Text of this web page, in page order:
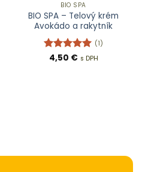
BIO SPA
BIO SPA – Telový krém
Avokádo a rakytník
Hodnotenie
(1)
4,50 € s DPH